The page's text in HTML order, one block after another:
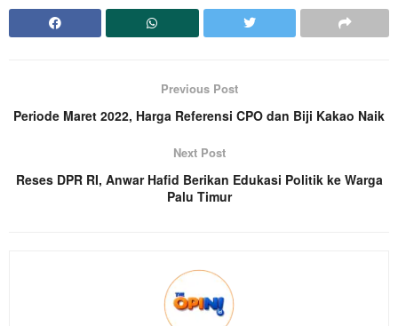
Previous Post
Periode Maret 2022, Harga Referensi CPO dan Biji Kakao Naik
Next Post
Reses DPR RI, Anwar Hafid Berikan Edukasi Politik ke Warga
Palu Timur